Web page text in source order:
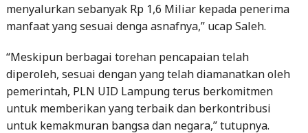
menyalurkan sebanyak Rp 1,6 Miliar kepada penerima
manfaat yang sesuai denga asnafnya,” ucap Saleh.
“Meskipun berbagai torehan pencapaian telah
diperoleh, sesuai dengan yang telah diamanatkan oleh
pemerintah, PLN UID Lampung terus berkomitmen
untuk memberikan yang terbaik dan berkontribusi
untuk kemakmuran bangsa dan negara,” tutupnya.